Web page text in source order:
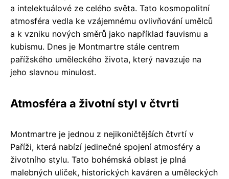
a intelektuálové ze celého světa. Tato kosmopolitní
atmosféra vedla ke vzájemnému ovlivňování umělců
a k vzniku nových směrů jako například fauvismu a
kubismu. Dnes je Montmartre stále centrem
pařížského uměleckého života, který navazuje na
jeho slavnou minulost.
Atmosféra a životní styl v čtvrti
Montmartre je jednou z nejikoničtějších čtvrtí v
Paříži, která nabízí jedinečné spojení atmosféry a
životního stylu. Tato bohémská oblast je plná
malebných uliček, historických kaváren a uměleckých